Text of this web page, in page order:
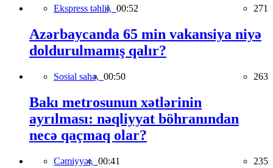
Ekspress təhlil, 00:52 271
Azərbaycanda 65 min vakansiya niyə
doldurulmamış qalır?
Sosial sahə, 00:50 263
Bakı metrosunun xətlərinin
ayrılması: nəqliyyat böhranından
necə qaçmaq olar?
Cəmiyyət, 00:41 235